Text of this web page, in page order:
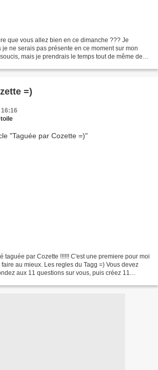
que vous allez bien en ce dimanche ??? Je
ne serais pas présente en ce moment sur mon
mais je prendrais le temps tout de même de
=)
16:16
taguée par Cozette !!!!!! C'est une premiere pour moi
au mieux. Les regles du Tagg =) Vous devez
aux 11 questions sur vous, puis créez 11